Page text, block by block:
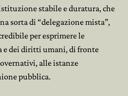
stabile e duratura, che
sorta di “delegazione mista”,
per esprimere le
e dei diritti umani, di fronte
alle istanze
pubblica.